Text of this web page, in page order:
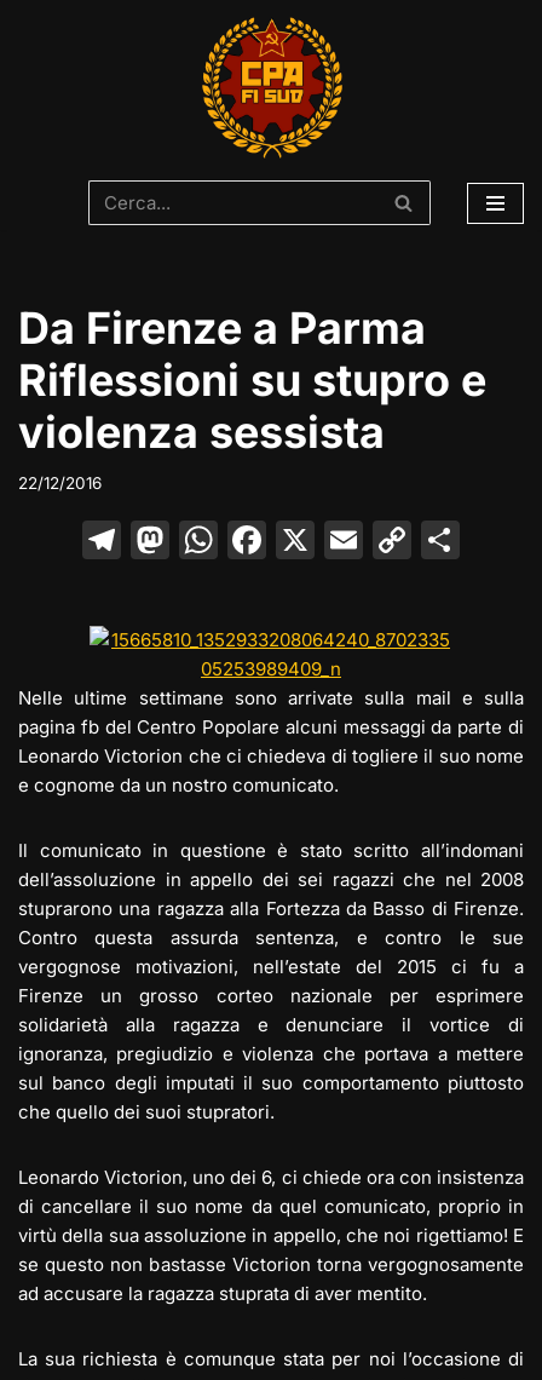
Da Firenze a Parma
Riflessioni su stupro e
violenza sessista
22/12/2016
T
gr
a
m
M
o
d
o
n
W
s
A
p
p
F
e
b
o
o
X E
l
C
y
Li
n
k
vi
di
Nelle ultime settimane sono arrivate sulla mail e sulla
pagina fb del Centro Popolare alcuni messaggi da parte di
Leonardo Victorion che ci chiedeva di togliere il suo nome
e cognome da un nostro comunicato.
Il comunicato in questione è stato scritto all’indomani
dell’assoluzione in appello dei sei ragazzi che nel 2008
stuprarono una ragazza alla Fortezza da Basso di Firenze.
Contro questa assurda sentenza, e contro le sue
vergognose motivazioni, nell’estate del 2015 ci fu a
Firenze un grosso corteo nazionale per esprimere
solidarietà alla ragazza e denunciare il vortice di
ignoranza, pregiudizio e violenza che portava a mettere
sul banco degli imputati il suo comportamento piuttosto
che quello dei suoi stupratori.
Leonardo Victorion, uno dei 6, ci chiede ora con insistenza
di cancellare il suo nome da quel comunicato, proprio in
virtù della sua assoluzione in appello, che noi rigettiamo! E
se questo non bastasse Victorion torna vergognosamente
ad accusare la ragazza stuprata di aver mentito.
La sua richiesta è comunque stata per noi l’occasione di